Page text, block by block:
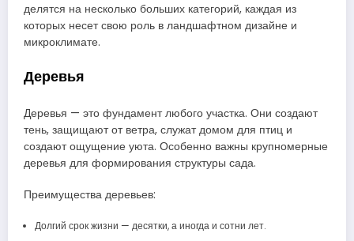
делятся на несколько больших категорий, каждая из
которых несет свою роль в ландшафтном дизайне и
микроклимате.
Деревья
Деревья — это фундамент любого участка. Они создают
тень, защищают от ветра, служат домом для птиц и
создают ощущение уюта. Особенно важны крупномерные
деревья для формирования структуры сада.
Преимущества деревьев:
Долгий срок жизни — десятки, а иногда и сотни лет.